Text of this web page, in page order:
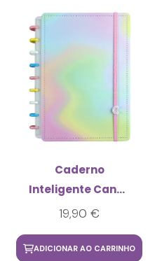
Caderno
Inteligente Candy
Splash Médio
19,90 €
ADICIONAR AO CARRINHO